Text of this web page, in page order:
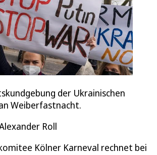
der Ukrainischen
Weiberfastnacht.
Roll
Kölner Karneval rechnet bei